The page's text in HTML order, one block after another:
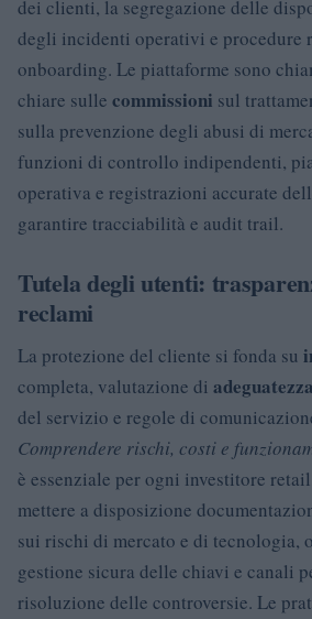
dei clienti, la segregazione delle
degli incidenti operativi e procedure
onboarding. Le piattaforme sono
chiare sulle commissioni sul
sulla prevenzione degli abusi di
funzioni di controllo indipendenti,
operativa e registrazioni accurate
garantire tracciabilità e audit trail.
Tutela degli utenti:
reclami
La protezione del cliente si fonda su
completa, valutazione di adeguatezza
del servizio e regole di
Comprendere rischi, costi e
è essenziale per ogni investitore
mettere a disposizione
sui rischi di mercato e di tecnologia,
gestione sicura delle chiavi e canali
risoluzione delle controversie. Le